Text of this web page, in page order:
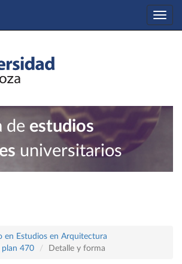
de estudios
universitarios
en Estudios en Arquitectura
plan 470
Detalle y forma